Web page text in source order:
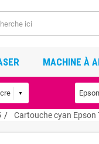
MACHINE À
Cartouche cyan Epson